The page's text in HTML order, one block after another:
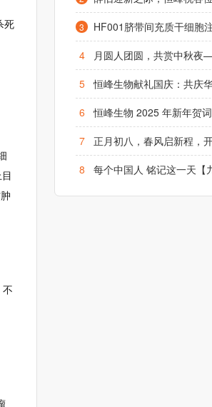
死
不
3
4
5
6
恒峰生物 2025 年新年贺词
7
8